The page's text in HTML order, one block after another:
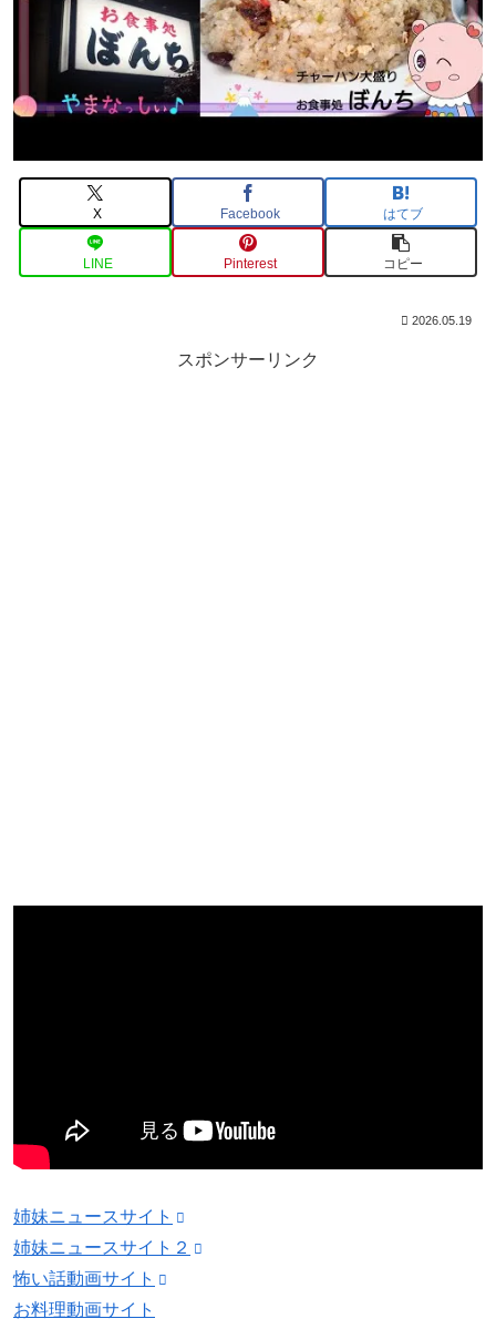
X Facebook はてブ
LINE Pinterest コピー
2026.05.19
スポンサーリンク
姉妹ニュースサイト
姉妹ニュースサイト２
怖い話動画サイト
お料理動画サイト